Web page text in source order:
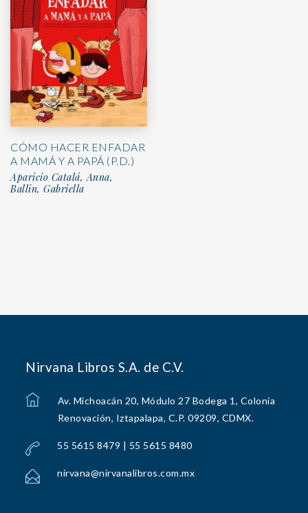
CÓMO HACER ENFADAR
A MAMÁ Y A PAPÁ (P.D.)
Aparicio Catalá, Anna,
Ballin, Gabriella
Nirvana Libros S.A. de C.V.
Av. Michoacán 20, Módulo 27 Bodega 1, Colonia
Renovación, Iztapalapa, C.P. 09209, CDMX.
55 5615 8479 | 55 5615 8480
nirvana@nirvanalibros.com.mx